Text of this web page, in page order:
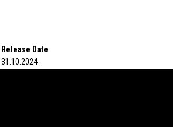
Release Date
31.10.2024